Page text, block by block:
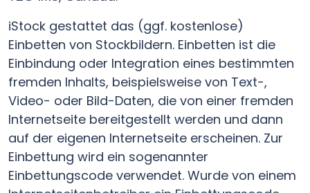
iStock gestattet das (ggf. kostenlose)
Einbetten von Stockbildern. Einbetten ist die
Einbindung oder Integration eines bestimmten
fremden Inhalts, beispielsweise von Text-,
Video- oder Bild-Daten, die von einer fremden
Internetseite bereitgestellt werden und dann
auf der eigenen Internetseite erscheinen. Zur
Einbettung wird ein sogenannter
Einbettungscode verwendet. Wurde von einem